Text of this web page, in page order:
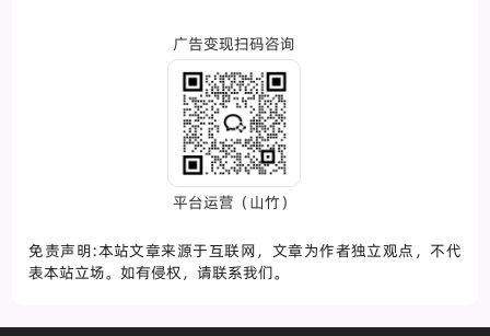
广告变现扫码咨询
平台运营（山竹）
免责声明:本站文章来源于互联网，文章为作者独立观点，不代
表本站立场。如有侵权，请联系我们。